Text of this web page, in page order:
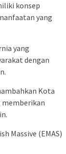
konsep
yang
yang
dengan
Kota
memberikan
Massive (EMAS)